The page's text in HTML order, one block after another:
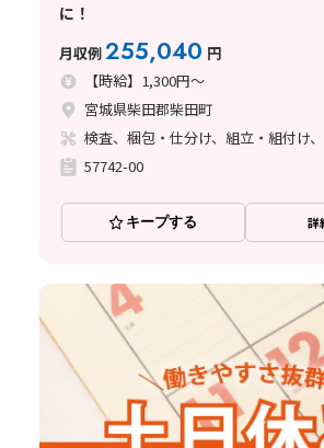
に！
月収例255,040 円
【時給】1,300円～
宮城県柴田郡柴田町
57742-00
キープする 詳